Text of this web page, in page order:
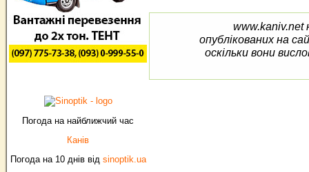
Погода на найближчий час
Канів
Погода на 10 днів від sinoptik.ua
www.kaniv.net
опублікованих на
оскільки вони